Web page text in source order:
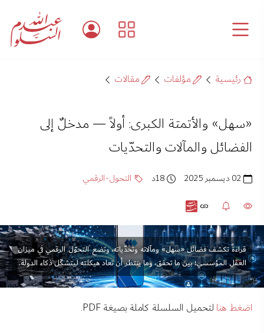
رئيسية مؤلفات مقالات
«سهل» والأتمتة الكبرى: أولاً — مدخلٌ إلى
الفضائل والمآلات والتحدّيات
التحول-الرقمي
قراءةٌ تكشف فضائل «سهل» ومآلاته وتحدّياته، وتضع التحوّل الرقمي في ميزان
العقل المؤسسي؛ بين ما تحقق، وما ينتظر أن تعاد هيكلته ليتشكّل ذكاء الدولة.
اضغط هنا لتحميل السلسلة كاملة بصيغة PDF.